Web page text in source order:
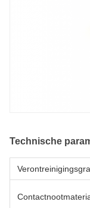
Technische